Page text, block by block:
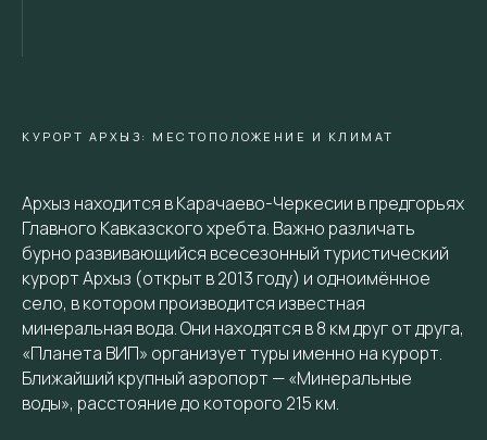
КУРОРТ АРХЫЗ: МЕСТОПОЛОЖЕНИЕ И КЛИМАТ
Архыз находится в Карачаево-Черкесии в предгорьях
Главного Кавказского хребта. Важно различать
бурно развивающийся всесезонный туристический
курорт Архыз (открыт в 2013 году) и одноимённое
село, в котором производится известная
минеральная вода. Они находятся в 8 км друг от друга,
«Планета ВИП» организует туры именно на курорт.
Ближайший крупный аэропорт — «Минеральные
воды», расстояние до которого 215 км.